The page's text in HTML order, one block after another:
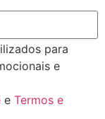
para
e
e Termos e